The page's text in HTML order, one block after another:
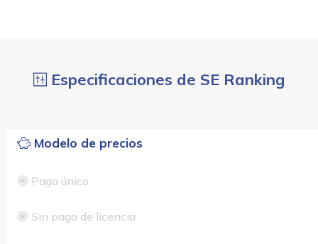
Especificaciones de SE Ranking
Modelo de precios
Pago único
Sin pago de licencia